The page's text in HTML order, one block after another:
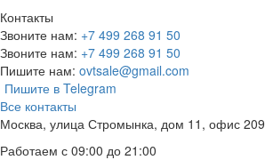
Контакты
Звоните нам: +7 499 268 91 50
Звоните нам: +7 499 268 91 50
Пишите нам: ovtsale@gmail.com
Пишите в Telegram
Все контакты
Москва, улица Стромынка, дом 11, офис 209
Работаем с 09:00 до 21:00